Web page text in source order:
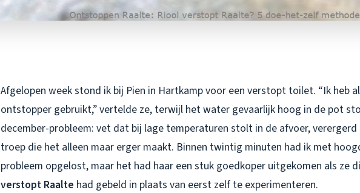
Afgelopen week stond ik bij Pien in Hartkamp voor een verstopt toilet. “Ik heb
ontstopper gebruikt,” vertelde ze, terwijl het water gevaarlijk hoog in de pot
december-probleem: vet dat bij lage temperaturen stolt in de afvoer,
troep die het alleen maar erger maakt. Binnen twintig minuten had ik met
probleem opgelost, maar het had haar een stuk goedkoper uitgekomen als ze
verstopt Raalte had gebeld in plaats van eerst zelf te experimenteren.